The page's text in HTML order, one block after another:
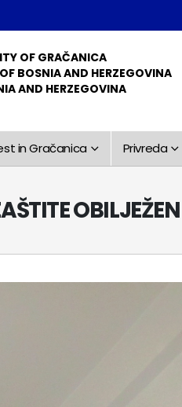
OF GRAČANICA
BOSNIA AND HERZEGOVINA
AND HERZEGOVINA
in Gračanica Privreda